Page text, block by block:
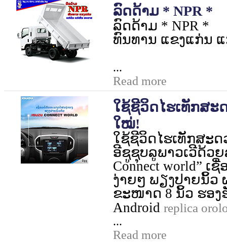
ລົດດ້າມ * NPR *
ລົດດ້າມ * NPR *
ທົນທານ ແຂງແກ່ນ
...
Read more
ໃຊ້ຊີວິດໄຮເທັກສະ
ໃໝ່!
ໃຊ້ຊີວິດໄຮເທັກສະ
ອີຊູຊຸບລູພາວເວີດ້ວ
Connect world” ເຊື່
ງ່າຍໆ ພຽງປາຍນິ້
ຂະໜາດ 8 ນິ້ວ ຮອ
Android replica
...
Read more